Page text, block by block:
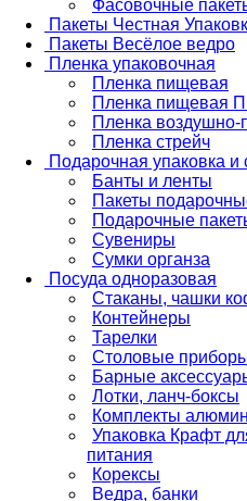
Фасовочные
Пакеты Честная
Пакеты Весёлое ведро
Пленка упаковочная
Пленка пищевая
Пленка пищевая
Пленка воздушно-
Пленка стрейч
Подарочная упаковка и
Банты и ленты
Пакеты
Подарочные
Сувениры
Сумки органза
Посуда одноразовая
Стаканы, чашки
Контейнеры
Тарелки
Столовые
Барные
Лотки, ланч-боксы
Комплекты
Упаковка Крафт
питания
Корексы
Ведра, банки